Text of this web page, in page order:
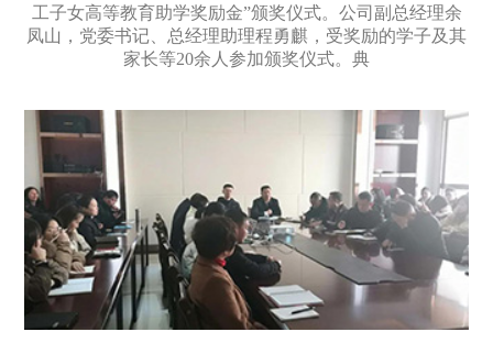
工子女高等教育助学奖励金”颁奖仪式。公司副总经理余
凤山，党委书记、总经理助理程勇麒，受奖励的学子及其
家长等20余人参加颁奖仪式。典